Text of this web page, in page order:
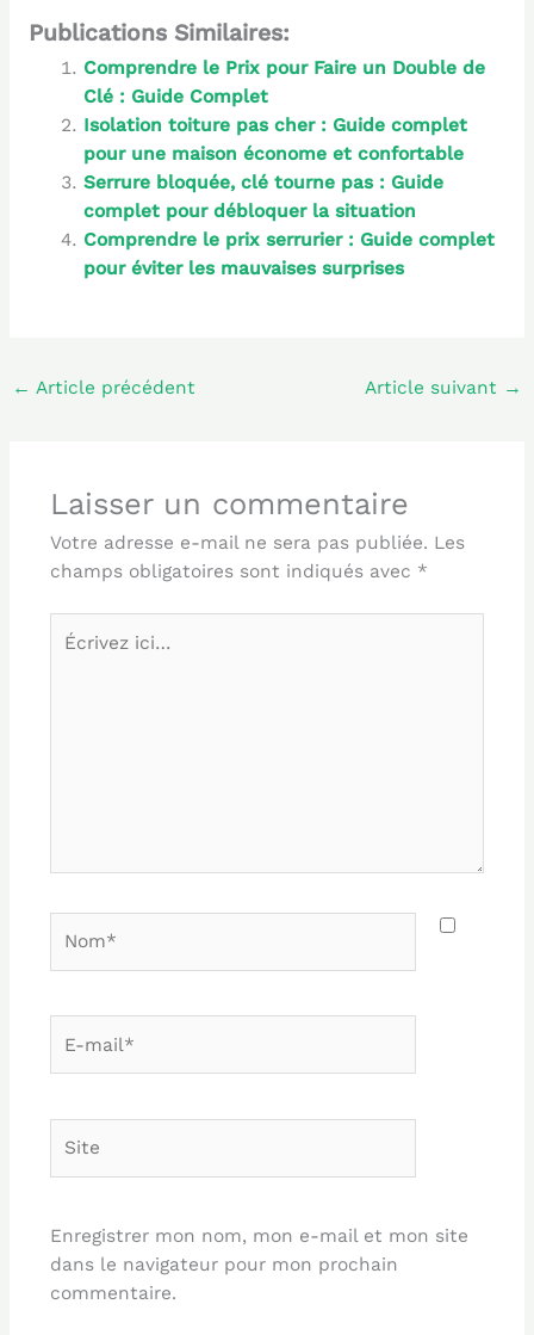
Publications Similaires:
Comprendre le Prix pour Faire un Double de
Clé : Guide Complet
Isolation toiture pas cher : Guide complet
pour une maison économe et confortable
Serrure bloquée, clé tourne pas : Guide
complet pour débloquer la situation
Comprendre le prix serrurier : Guide complet
pour éviter les mauvaises surprises
← Article précédent Article suivant →
Laisser un commentaire
Votre adresse e-mail ne sera pas publiée. Les
champs obligatoires sont indiqués avec *
ici…
mail*
Enregistrer mon nom, mon e-mail et mon site
dans le navigateur pour mon prochain
commentaire.